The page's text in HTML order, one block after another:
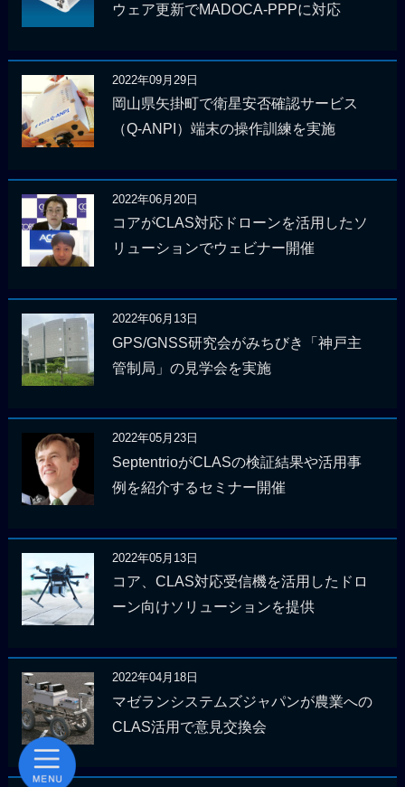
ウェア更新でMADOCA-PPPに対応
2022年09月29日
岡山県矢掛町で衛星安否確認サービス
（Q-ANPI）端末の操作訓練を実施
2022年06月20日
コアがCLAS対応ドローンを活用したソ
リューションでウェビナー開催
2022年06月13日
GPS/GNSS研究会がみちびき「神戸主
管制局」の見学会を実施
2022年05月23日
SeptentrioがCLASの検証結果や活用事
例を紹介するセミナー開催
2022年05月13日
コア、CLAS対応受信機を活用したドロ
ーン向けソリューションを提供
2022年04月18日
マゼランシステムズジャパンが農業への
CLAS活用で意見交換会